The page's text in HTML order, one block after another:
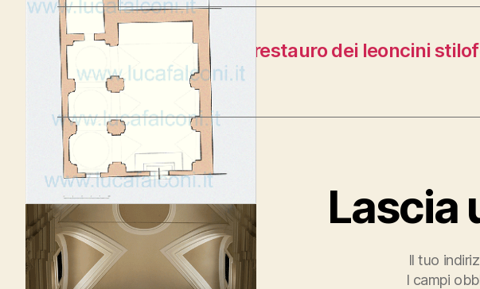
←
Duomo di Teramo, restauro dei leoncini
2011
Lascia
Il tuo
I campi